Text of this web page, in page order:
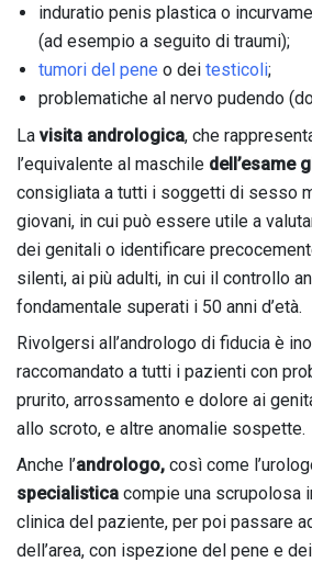
induratio penis plastica o
(ad esempio a seguito di traumi);
tumori del pene o dei testicoli;
problematiche al nervo pudendo
La visita andrologica, che
l’equivalente al maschile dell’esame
consigliata a tutti i soggetti di sesso
giovani, in cui può essere utile a
dei genitali o identificare
silenti, ai più adulti, in cui il controllo
fondamentale superati i 50 anni d’età.
Rivolgersi all’andrologo di fiducia è
raccomandato a tutti i pazienti con
prurito, arrossamento e dolore ai
allo scroto, e altre anomalie sospette.
Anche l’andrologo, così come
specialistica compie una scrupolosa
clinica del paziente, per poi passare
dell’area, con ispezione del pene e